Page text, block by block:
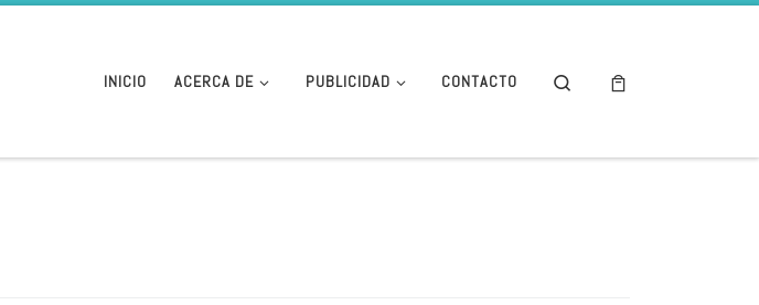
INICIO ACERCA DE PUBLICIDAD CONTACTO Search